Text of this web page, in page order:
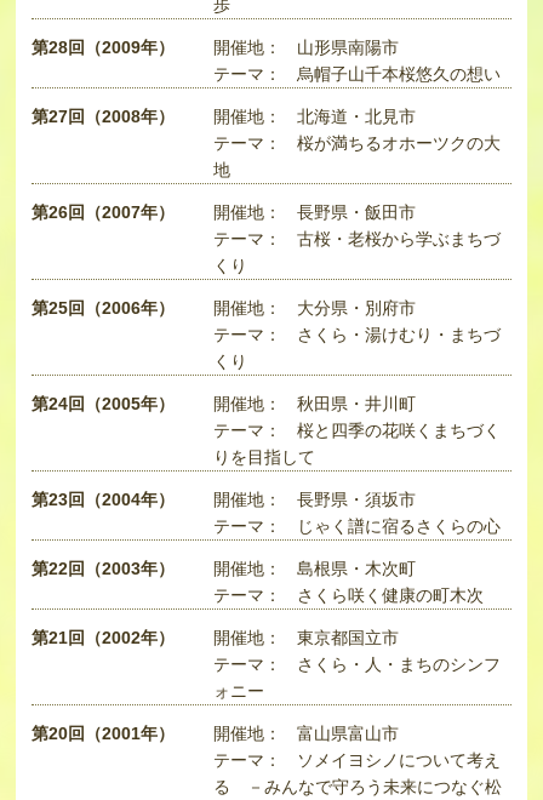
歩
第28回（2009年） 開催地：
山形県南陽市
テーマ：
烏帽子山千本桜悠久の想い
第27回（2008年） 開催地：
北海道・北見市
テーマ：
桜が満ちるオホーツクの大
地
第26回（2007年） 開催地：
長野県・飯田市
テーマ：
古桜・老桜から学ぶまちづ
くり
第25回（2006年） 開催地：
大分県・別府市
テーマ：
さくら・湯けむり・まちづ
くり
第24回（2005年） 開催地：
秋田県・井川町
テーマ：
桜と四季の花咲くまちづく
りを目指して
第23回（2004年） 開催地：
長野県・須坂市
テーマ：
じゃく譜に宿るさくらの心
第22回（2003年） 開催地：
島根県・木次町
テーマ：
さくら咲く健康の町木次
第21回（2002年） 開催地：
東京都国立市
テーマ：
さくら・人・まちのシンフ
ォニー
第20回（2001年） 開催地：
富山県富山市
テーマ：
ソメイヨシノについて考え
る －みんなで守ろう未来につなぐ松